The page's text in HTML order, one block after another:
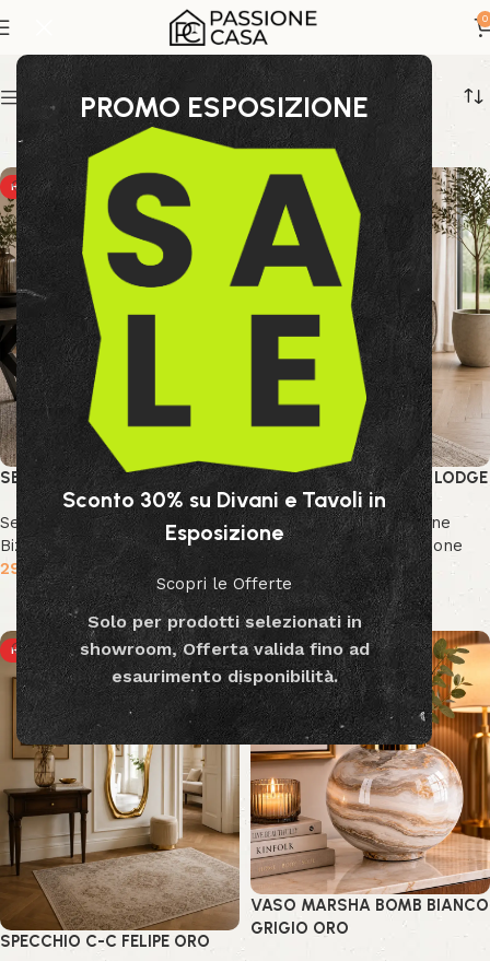
PROMO ESPOSIZIONE
Sconto 30% su Divani e Tavoli in
Esposizione
Scopri le Offerte
Solo per prodotti selezionati in
showroom, Offerta valida fino ad
esaurimento disponibilità.
0
Home
Show sidebar
HOT
SEDIA C-BR ADELLINDE EBONY
Sedute ,Sedie,Collezione
Bizzotto,
Nuova Collezione
299.00€
Aggiungi al carrello
HOT
SEDIA C-BR ADELLINDE LODGE
Sedute ,Sedie,Collezione
Bizzotto,
Nuova Collezione
299.00 €
Aggiungi al carrello
HOT
SPECCHIO C-C FELIPE ORO
HOT
VASO MARSHA BOMB BIANCO
GRIGIO ORO